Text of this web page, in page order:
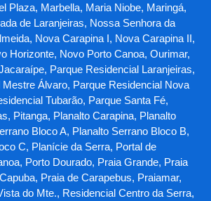
Plaza, Marbella, Maria Niobe, Maringá,
de Laranjeiras, Nossa Senhora da
Nova Carapina I, Nova Carapina II,
Horizonte, Novo Porto Canoa, Ourimar,
Parque Residencial Laranjeiras,
Álvaro, Parque Residencial Nova
Tubarão, Parque Santa Fé,
Pitanga, Planalto Carapina, Planalto
Bloco A, Planalto Serrano Bloco B,
C, Planície da Serra, Portal de
Porto Dourado, Praia Grande, Praia
Praia de Carapebus, Praiamar,
do Mte., Residencial Centro da Serra,